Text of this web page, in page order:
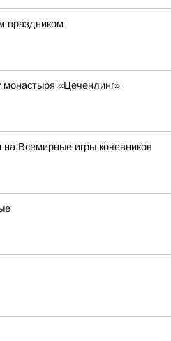
праздником
монастыря «Цеченлинг»
на Всемирные игры кочевников